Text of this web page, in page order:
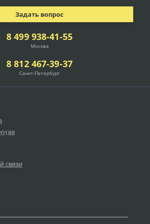
связи
8 499 938-41-55
Москва
8 812 467-39-37
Санкт-Петербург
Задать вопрос